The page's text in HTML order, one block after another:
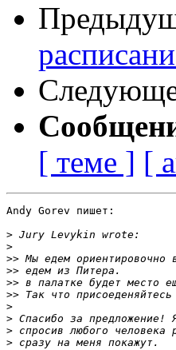
[ теме ] [
Andy Gorev пишет:
>
>
>>
>>
>>
>>
>
>
>
>